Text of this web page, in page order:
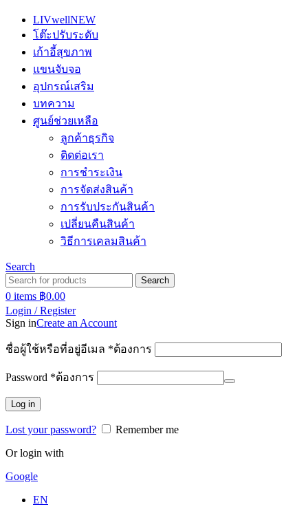
LIVwellNEW
โต๊ะปรับระดับ
เก้าอี้สุขภาพ
แขนจับจอ
อุปกรณ์เสริม
บทความ
ศูนย์ช่วยเหลือ
ลูกค้าธุรกิจ
ติดต่อเรา
การชำระเงิน
การจัดส่งสินค้า
การรับประกันสินค้า
เปลี่ยนคืนสินค้า
วิธีการเคลมสินค้า
Search
Search
0 items ฿0.00
Login / Register
Sign inCreate an Account
ชื่อผู้ใช้หรือที่อยู่อีเมล *ต้องการ
Password *ต้องการ
Log in
Lost your password?
Remember me
Or login with
Google
EN